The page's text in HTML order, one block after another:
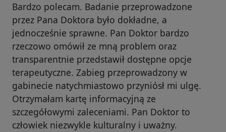
Bardzo polecam. Badanie przeprowadzone
przez Pana Doktora było dokładne, a
jednocześnie sprawne. Pan Doktor bardzo
rzeczowo omówił ze mną problem oraz
transparentnie przedstawił dostępne opcje
terapeutyczne. Zabieg przeprowadzony w
gabinecie natychmiastowo przyniósł mi ulgę.
Otrzymałam kartę informacyjną ze
szczegółowymi zaleceniami. Pan Doktor to
człowiek niezwykle kulturalny i uważny.